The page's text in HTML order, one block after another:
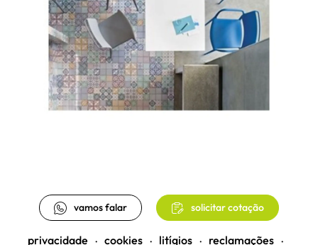
vamos falar solicitar cotação
privacidade • cookies • litígios • reclamações •